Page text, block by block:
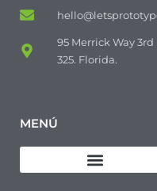
95 Merrick Way 3rd
325. Florida.
MENÚ